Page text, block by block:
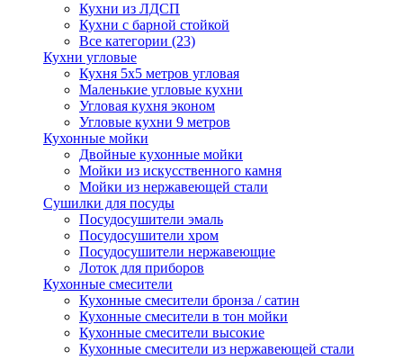
Кухни из ЛДСП
Кухни с барной стойкой
Все категории (23)
Кухни угловые
Кухня 5х5 метров угловая
Маленькие угловые кухни
Угловая кухня эконом
Угловые кухни 9 метров
Кухонные мойки
Двойные кухонные мойки
Мойки из искусственного камня
Мойки из нержавеющей стали
Сушилки для посуды
Посудосушители эмаль
Посудосушители хром
Посудосушители нержавеющие
Лоток для приборов
Кухонные смесители
Кухонные смесители бронза / сатин
Кухонные смесители в тон мойки
Кухонные смесители высокие
Кухонные смесители из нержавеющей стали